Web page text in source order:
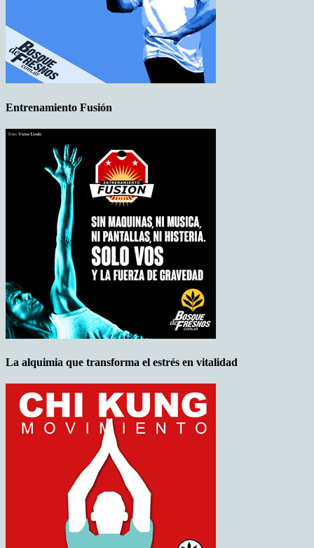
Entrenamiento Fusión
La alquimia que transforma el estrés en vitalidad